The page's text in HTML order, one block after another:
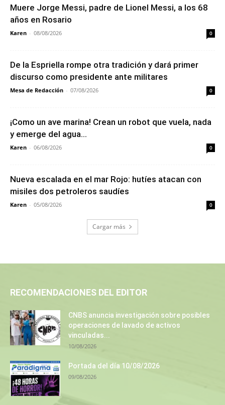
Muere Jorge Messi, padre de Lionel Messi, a los 68
años en Rosario
Karen - 08/08/2026 0
De la Espriella rompe otra tradición y dará primer
discurso como presidente ante militares
Mesa de Redacción - 07/08/2026 0
¡Como un ave marina! Crean un robot que vuela, nada
y emerge del agua...
Karen - 06/08/2026 0
Nueva escalada en el mar Rojo: hutíes atacan con
misiles dos petroleros saudíes
Karen - 05/08/2026 0
Cargar más
RECOMENDACIONES DEL EDITOR
CNBS anuncia investigación sobre posibles
operaciones de lavado de activos
vinculadas...
10/08/2026
Portada del día 10/08/2026
09/08/2026